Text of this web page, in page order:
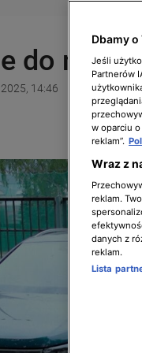
do
14:46
Dbamy
Jeśli
Partnerów
w oparciu
reklam”.
Wraz z
reklam.
danych z
reklam.
Lista